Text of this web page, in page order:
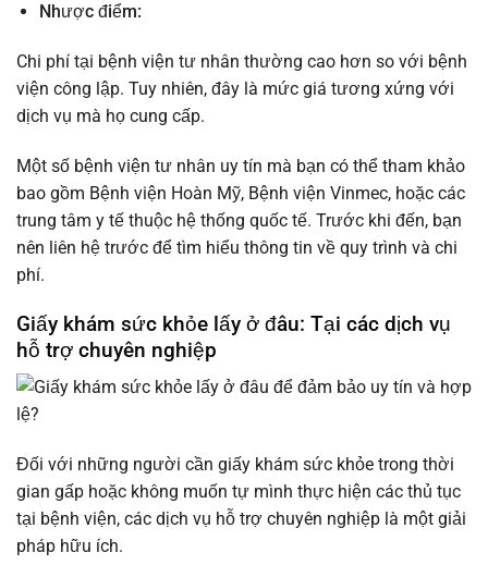
Nhược điểm:
Chi phí tại bệnh viện tư nhân thường cao hơn so với bệnh
viện công lập. Tuy nhiên, đây là mức giá tương xứng với
dịch vụ mà họ cung cấp.
Một số bệnh viện tư nhân uy tín mà bạn có thể tham khảo
bao gồm Bệnh viện Hoàn Mỹ, Bệnh viện Vinmec, hoặc các
trung tâm y tế thuộc hệ thống quốc tế. Trước khi đến, bạn
nên liên hệ trước để tìm hiểu thông tin về quy trình và chi
phí.
Giấy khám sức khỏe lấy ở đâu: Tại các dịch vụ
hỗ trợ chuyên nghiệp
Đối với những người cần giấy khám sức khỏe trong thời
gian gấp hoặc không muốn tự mình thực hiện các thủ tục
tại bệnh viện, các dịch vụ hỗ trợ chuyên nghiệp là một giải
pháp hữu ích.